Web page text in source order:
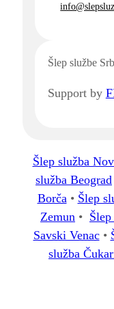
Šlep službe
Support by
Šlep služba
služba Beograd
Borča• Šlep
Zemun •
Savski Venac•
služba